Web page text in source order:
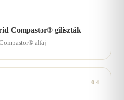
Compastor® giliszták
alfaj
04